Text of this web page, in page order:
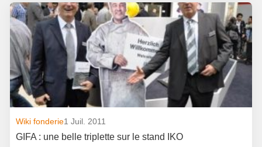
Wiki fonderie1 Juil. 2011
GIFA : une belle triplette sur le stand IKO